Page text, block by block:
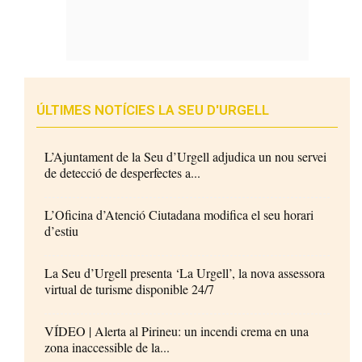
ÚLTIMES NOTÍCIES LA SEU D'URGELL
L’Ajuntament de la Seu d’Urgell adjudica un nou servei
de detecció de desperfectes a...
L’Oficina d’Atenció Ciutadana modifica el seu horari
d’estiu
La Seu d’Urgell presenta ‘La Urgell’, la nova assessora
virtual de turisme disponible 24/7
VÍDEO | Alerta al Pirineu: un incendi crema en una
zona inaccessible de la...